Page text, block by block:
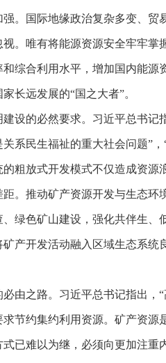
。国际地缘政治复杂多变、
。唯有将能源资源安全牢牢
综合利用水平，增加国内能
长远发展的“国之大者”。
设的必然要求。习近平总书
系民生福祉的重大社会问题”
粗放式开发模式不仅造成资
。推动矿产资源开发与生态
绿色矿山建设，强化共伴生
产开发活动融入区域生态系
由之路。习近平总书记指出
节约集约利用资源。矿产资源
已难以为继，必须向更加注